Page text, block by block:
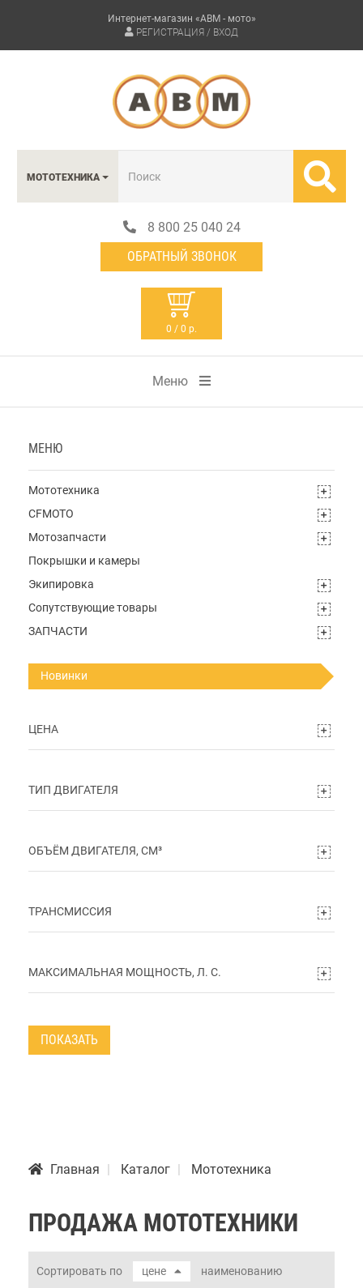
Интернет-магазин «АВМ - мото»
РЕГИСТРАЦИЯ / ВХОД
МОТОТЕХНИКА
8 800 25 040 24
ОБРАТНЫЙ ЗВОНОК
0 / 0 р.
Меню
МЕНЮ
Мототехника
CFMOTO
Мотозапчасти
Покрышки и камеры
Экипировка
Сопутствующие товары
ЗАПЧАСТИ
Новинки
ЦЕНА
ТИП ДВИГАТЕЛЯ
ОБЪЁМ ДВИГАТЕЛЯ, СМ³
ТРАНСМИССИЯ
МАКСИМАЛЬНАЯ МОЩНОСТЬ, Л. С.
ПОКАЗАТЬ
Главная Каталог Мототехника
ПРОДАЖА МОТОТЕХНИКИ
Сортировать по цене наименованию